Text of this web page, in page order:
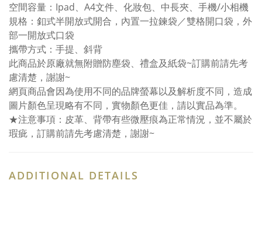
空間容量：Ipad、A4文件、化妝包、中長夾、手機/小相機
規格：釦式半開放式開合，內置一拉鍊袋／雙格開口袋，外
部一開放式口袋
攜帶方式：手提、斜背
此商品於原廠就無附贈防塵袋、禮盒及紙袋~訂購前請先考
慮清楚，謝謝~
網頁商品會因為使用不同的品牌螢幕以及解析度不同，造成
圖片顏色呈現略有不同，實物顏色更佳，請以實品為準。
★注意事項：皮革、背帶有些微壓痕為正常情況，並不屬於
瑕疵，訂購前請先考慮清楚，謝謝~
ADDITIONAL DETAILS